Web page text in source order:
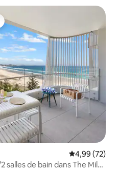
plus appréciés
Évaluation
4,99 (72)
de bain dans The Miles